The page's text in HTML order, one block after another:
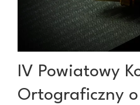
IV Powiatowy
Ortograficzny o